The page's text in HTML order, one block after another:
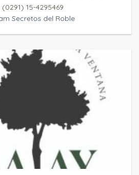
(0291) 15-4295469
Secretos del Roble